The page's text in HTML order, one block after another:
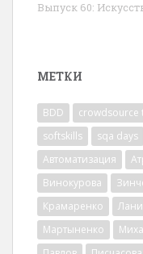
Выпуск 60:
МЕТКИ
BDD crowdsource
softskills
sqa days
Автоматизация
Винокурова
Крамаренко
Мартыненко